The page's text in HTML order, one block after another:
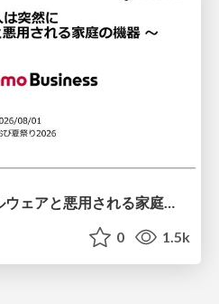
侵入は突然に 〜 IoTマルウェアと悪用される家庭の機器 ～ / When Intrusion Strikes: IoT Malware and the Abuse of Home Devices
0 1.5k